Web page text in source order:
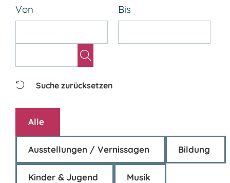
Von Bis
Suche zurücksetzen
Alle
Ausstellungen / Vernissagen Bildung
Kinder & Jugend Musik